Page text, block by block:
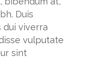
Duis
dui viverra
vulputate
sint